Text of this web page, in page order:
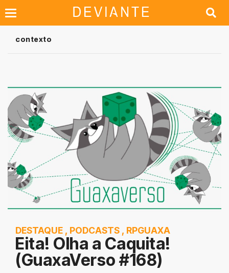
contexto
DESTAQUE , PODCASTS , RPGUAXA
Eita! Olha a Caquita!
(GuaxaVerso #168)